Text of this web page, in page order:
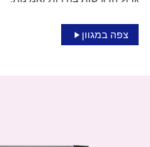
צפה במגוון